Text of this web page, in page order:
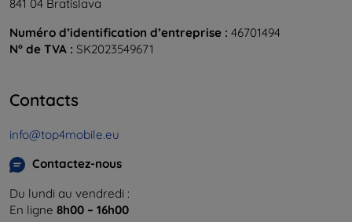
841 04 Bratislava
Numéro d’identification d’entreprise : 46701494
N° de TVA : SK2023549671
Contacts
info@top4mobile.eu
Contactez-nous
Du lundi au vendredi :
En ligne 8h00 – 16h00